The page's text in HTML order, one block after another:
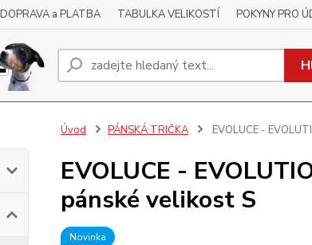
DOPRAVA a PLATBA TABULKA VELIKOSTÍ POKYNY PRO
Úvod PÁNSKÁ TRIČKA EVOLUCE -
EVOLUCE -
pánské velikost S
Novinka